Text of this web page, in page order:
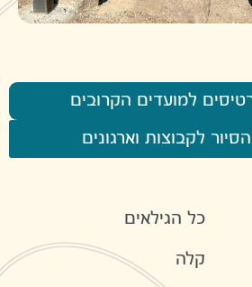
למועדים הקרובים
לקבוצות וארגונים
כל הגילאים
קלה